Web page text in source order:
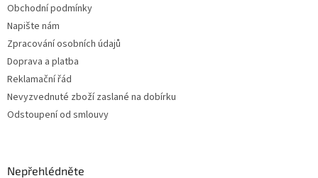
Obchodní podmínky
Napište nám
Zpracování osobních údajů
Doprava a platba
Reklamační řád
Nevyzvednuté zboží zaslané na dobírku
Odstoupení od smlouvy
Nepřehlédněte